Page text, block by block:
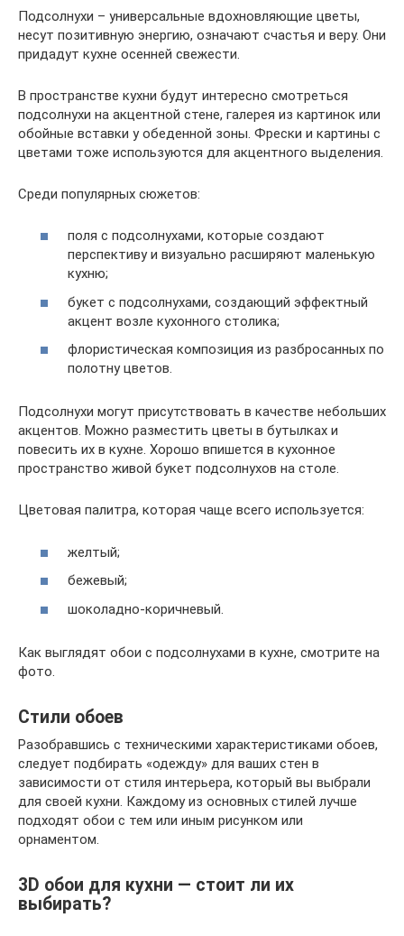
Подсолнухи – универсальные вдохновляющие цветы,
несут позитивную энергию, означают счастья и веру. Они
придадут кухне осенней свежести.
В пространстве кухни будут интересно смотреться
подсолнухи на акцентной стене, галерея из картинок или
обойные вставки у обеденной зоны. Фрески и картины с
цветами тоже используются для акцентного выделения.
Среди популярных сюжетов:
поля с подсолнухами, которые создают
перспективу и визуально расширяют маленькую
кухню;
букет с подсолнухами, создающий эффектный
акцент возле кухонного столика;
флористическая композиция из разбросанных по
полотну цветов.
Подсолнухи могут присутствовать в качестве небольших
акцентов. Можно разместить цветы в бутылках и
повесить их в кухне. Хорошо впишется в кухонное
пространство живой букет подсолнухов на столе.
Цветовая палитра, которая чаще всего используется:
желтый;
бежевый;
шоколадно-коричневый.
Как выглядят обои с подсолнухами в кухне, смотрите на
фото.
Стили обоев
Разобравшись с техническими характеристиками обоев,
следует подбирать «одежду» для ваших стен в
зависимости от стиля интерьера, который вы выбрали
для своей кухни. Каждому из основных стилей лучше
подходят обои с тем или иным рисунком или
орнаментом.
3D обои для кухни — стоит ли их
выбирать?